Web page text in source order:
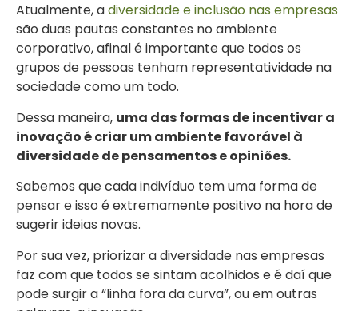
Atualmente, adiversidade e inclusão nas empresas
são duas pautas constantes no ambiente
corporativo, afinal é importante que todos os
grupos de pessoas tenham representatividade na
sociedade como um todo.
Dessa maneira, uma das formas de incentivar a
inovação é criar um ambiente favorável à
diversidade de pensamentos e opiniões.
Sabemos que cada indivíduo tem uma forma de
pensar e isso é extremamente positivo na hora de
sugerir ideias novas.
Por sua vez, priorizar a diversidade nas empresas
faz com que todos se sintam acolhidos e é daí que
pode surgir a “linha fora da curva”, ou em outras